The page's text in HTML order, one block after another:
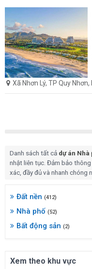
Xã Nhơn Lý, TP Quy
Danh sách tất cả dự án Nhà
nhật liên tục. Đảm bảo
xác, đầy đủ và nhanh chóng
Đất nền (412)
Nhà phố (52)
Bất động sản (2)
Xem theo khu vực